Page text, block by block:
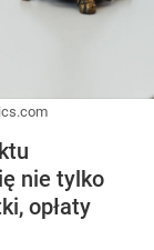
nie tylko
opłaty